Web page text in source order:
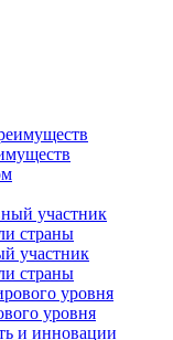
участник
страны
уровня